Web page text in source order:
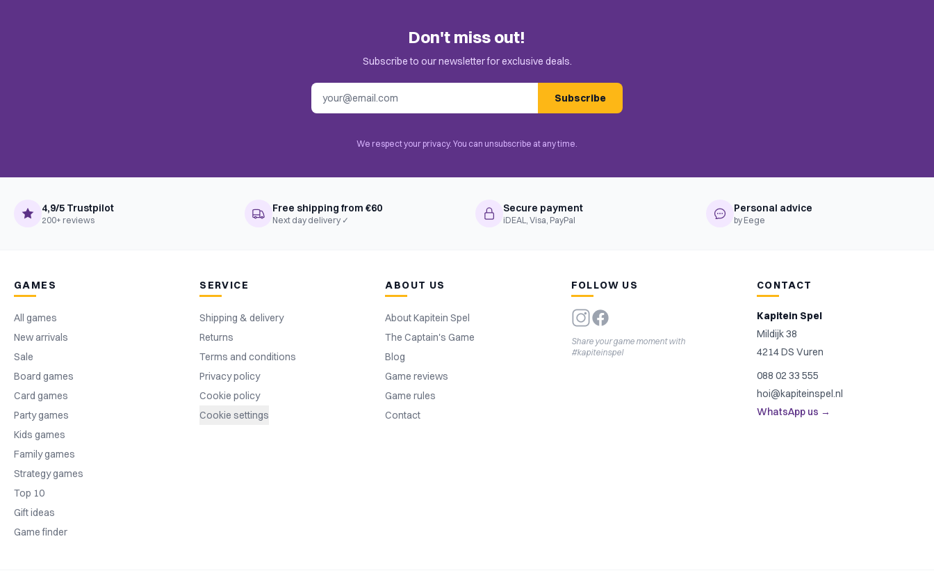
Don't miss out!
Subscribe to our newsletter for exclusive deals.
Subscribe
We respect your privacy. You can unsubscribe at any time.
4,9/5 Trustpilot
200+ reviews
Free shipping from €60
Next day delivery ✓
Secure payment
iDEAL, Visa, PayPal
Personal advice
by Eege
GAMES
All games
New arrivals
Sale
Board games
Card games
Party games
Kids games
Family games
Strategy games
Top 10
Gift ideas
Game finder
SERVICE
Shipping & delivery
Returns
Terms and conditions
Privacy policy
Cookie policy
Cookie settings
ABOUT US
About Kapitein Spel
The Captain's Game
Blog
Game reviews
Game rules
Contact
FOLLOW US
Share your game moment with
#kapiteinspel
CONTACT
Kapitein Spel
Mildijk 38
4214 DS Vuren
088 02 33 555
hoi@kapiteinspel.nl
WhatsApp us →